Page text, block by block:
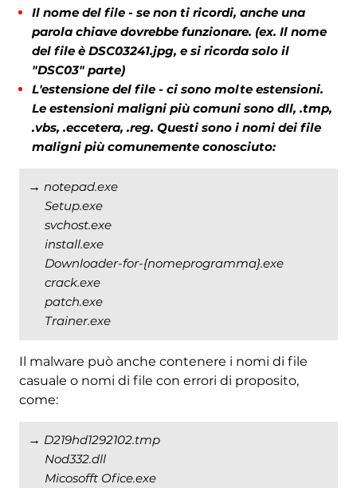
Il nome del file - se non ti ricordi, anche una
parola chiave dovrebbe funzionare. (ex. Il nome
del file è DSC03241.jpg, e si ricorda solo il
"DSC03" parte)
L'estensione del file - ci sono molte estensioni.
Le estensioni maligni più comuni sono dll, .tmp,
.vbs, .eccetera, .reg. Questi sono i nomi dei file
maligni più comunemente conosciuto:
→ notepad.exe
Setup.exe
svchost.exe
install.exe
Downloader-for-{nomeprogramma}.exe
crack.exe
patch.exe
Trainer.exe
Il malware può anche contenere i nomi di file
casuale o nomi di file con errori di proposito,
come:
→ D219hd1292102.tmp
Nod332.dll
Micosofft Ofice.exe